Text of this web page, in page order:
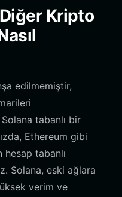
Kripto
edilmemiştir,
Solana tabanlı bir
Ethereum gibi
hesap tabanlı
Solana, eski ağlara
verim ve